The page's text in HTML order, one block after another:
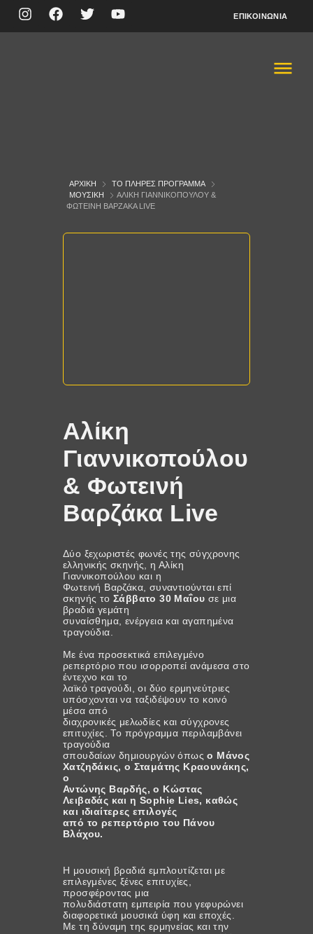
ΕΠΙΚΟΙΝΩΝΊΑ
ΑΡΧΙΚΉ
ΤΟ ΠΛΉΡΕΣ ΠΡΌΓΡΑΜΜΑ
ΜΟΥΣΙΚΉ
ΑΛΊΚΗ ΓΙΑΝΝΙΚΟΠΟΎΛΟΥ &
ΦΩΤΕΙΝΉ ΒΑΡΖΆΚΑ LIVE
Αλίκη
Γιαννικοπούλου
& Φωτεινή
Βαρζάκα Live
Δύο ξεχωριστές φωνές της σύγχρονης
ελληνικής σκηνής, η Αλίκη
Γιαννικοπούλου και η
Φωτεινή Βαρζάκα, συναντιούνται επί
σκηνής το Σάββατο 30 Μαΐου σε μια
βραδιά γεμάτη
συναίσθημα, ενέργεια και αγαπημένα
τραγούδια.
Με ένα προσεκτικά επιλεγμένο
ρεπερτόριο που ισορροπεί ανάμεσα στο
έντεχνο και το
λαϊκό τραγούδι, οι δύο ερμηνεύτριες
υπόσχονται να ταξιδέψουν το κοινό
μέσα από
διαχρονικές μελωδίες και σύγχρονες
επιτυχίες. Το πρόγραμμα περιλαμβάνει
τραγούδια
σπουδαίων δημιουργών όπωςο Μάνος
Χατζηδάκις, ο Σταμάτης Κραουνάκης,
ο
Αντώνης Βαρδής, ο Κώστας
Λειβαδάς και η Sophie Lies, καθώς
και ιδιαίτερες επιλογές
από το ρεπερτόριο του Πάνου
Βλάχου.
Η μουσική βραδιά εμπλουτίζεται με
επιλεγμένες ξένες επιτυχίες,
προσφέροντας μια
πολυδιάστατη εμπειρία που γεφυρώνει
διαφορετικά μουσικά ύφη και εποχές.
Με τη δύναμη της ερμηνείας και την